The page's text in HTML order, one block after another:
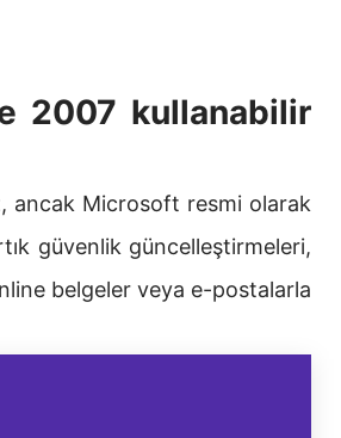
2007 kullanabilir
ancak Microsoft resmi olarak
güvenlik güncelleştirmeleri,
belgeler veya e-postalarla